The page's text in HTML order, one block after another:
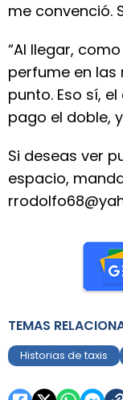
me convenció.
“Al llegar,
perfume en las
punto. Eso sí,
pago el doble,
Si deseas ver
espacio,
TEMAS
Historias de taxis